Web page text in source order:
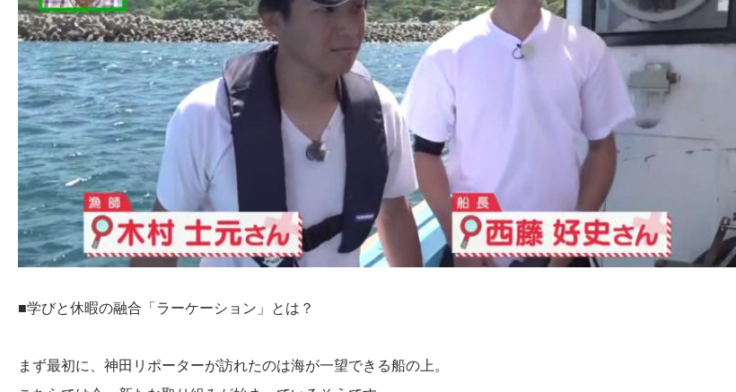
■学びと休暇の融合「ラーケーション」とは？
まず最初に、神田リポーターが訪れたのは海が一望できる船の上。